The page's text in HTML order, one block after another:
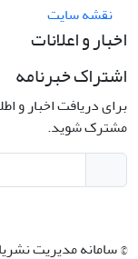
نقشه سایت
اخبار و اعلانات
اشتراک خبرنامه
برای دریافت اخبار و
مشترک شوید.
© سامانه مدیریت